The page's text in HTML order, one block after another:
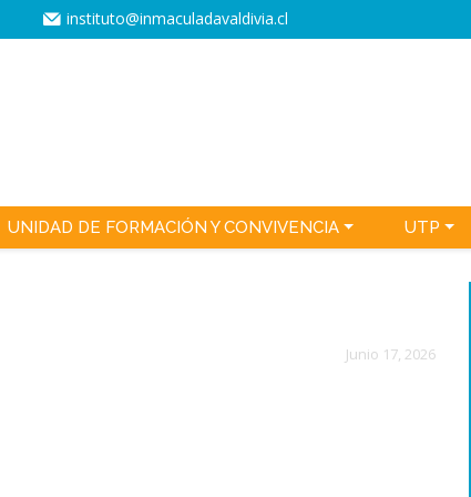
instituto@inmaculadavaldivia.cl
UNIDAD DE FORMACIÓN Y CONVIVENCIA UTP
Junio 17, 2026